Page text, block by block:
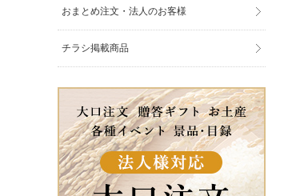
おまとめ注文・法人のお客様
チラシ掲載商品